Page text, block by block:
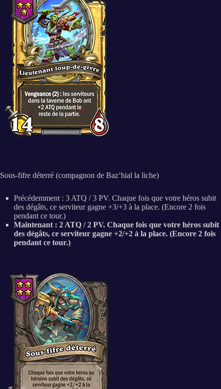
Sous-fifre déterré (compagnon de Baz’hial la liche)
Précédemment : 3 ATQ / 3 PV. Chaque fois que votre héros subit
des dégâts, ce serviteur gagne +3/+3 à la place. (Encore 2 fois
pendant ce tour.)
Maintenant : 2 ATQ / 2 PV. Chaque fois que votre héros subit
des dégâts, ce serviteur gagne +2/+2 à la place. (Encore 2 fois
pendant ce tour.)